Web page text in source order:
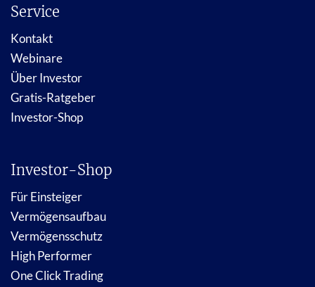
Service
Kontakt
Webinare
Über Investor
Gratis-Ratgeber
Investor-Shop
Investor-Shop
Für Einsteiger
Vermögensaufbau
Vermögensschutz
High Performer
One Click Trading